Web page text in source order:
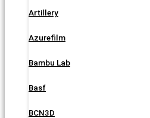
Artillery
Azurefilm
Bambu Lab
Basf
BCN3D